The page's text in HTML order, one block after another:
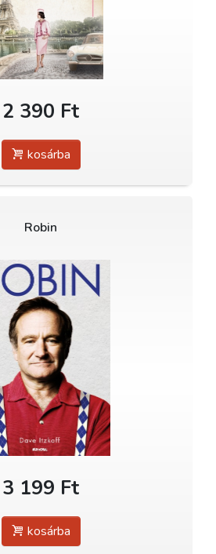
2 390 Ft
kosárba
Robin
3 199 Ft
kosárba